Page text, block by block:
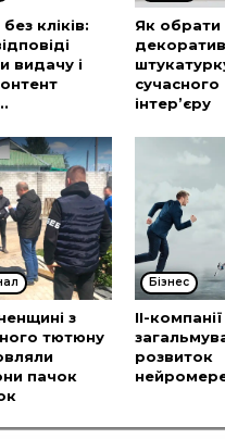
кліків:
видачу і
Як обрати
сучасного
інтер’єру
з
тютюну
пачок
Бізнес
ІІ-
розвиток